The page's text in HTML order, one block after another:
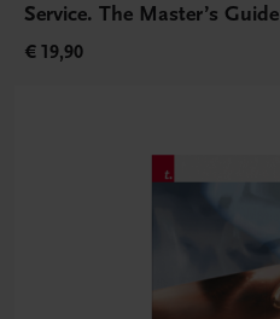
Service. The Master’s Guide
€ 19,90